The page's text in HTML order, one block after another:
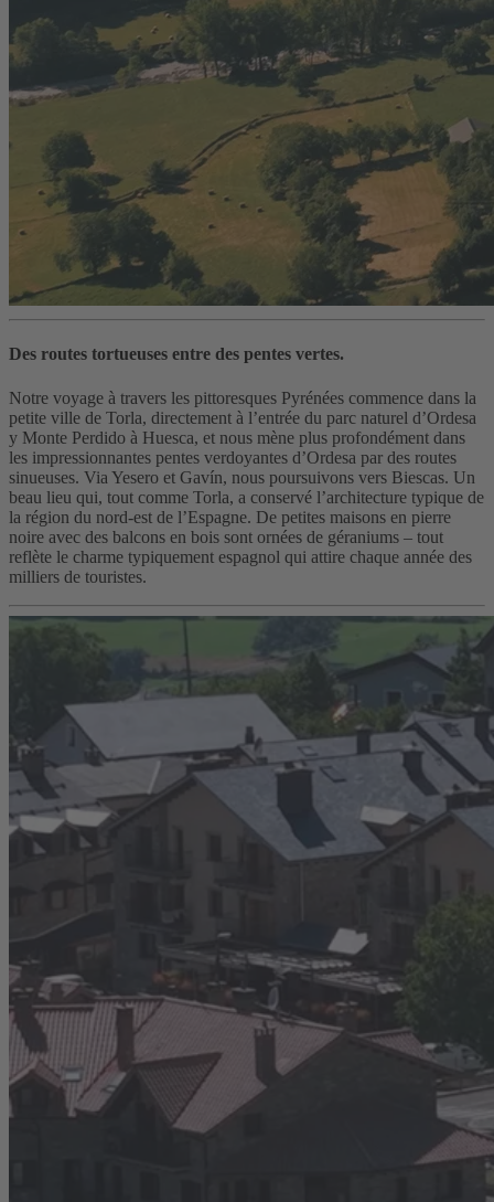
Des routes tortueuses entre des pentes vertes.
Notre voyage à travers les pittoresques Pyrénées commence dans la
petite ville de Torla, directement à l’entrée du parc naturel d’Ordesa
y Monte Perdido à Huesca, et nous mène plus profondément dans
les impressionnantes pentes verdoyantes d’Ordesa par des routes
sinueuses. Via Yesero et Gavín, nous poursuivons vers Biescas. Un
beau lieu qui, tout comme Torla, a conservé l’architecture typique de
la région du nord-est de l’Espagne. De petites maisons en pierre
noire avec des balcons en bois sont ornées de géraniums – tout
reflète le charme typiquement espagnol qui attire chaque année des
milliers de touristes.